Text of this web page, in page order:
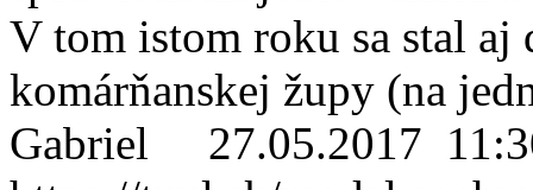
V tom istom roku sa stal aj
komárňanskej župy (na
Gabriel 27.05.2017